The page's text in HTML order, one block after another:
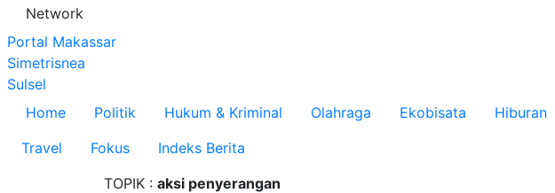
Network
Portal Makassar
Simetrisnea
Sulsel
Home
Politik Hukum & Kriminal Olahraga Ekobisata Hiburan
Travel
Fokus
Indeks Berita
TOPIK : aksi penyerangan